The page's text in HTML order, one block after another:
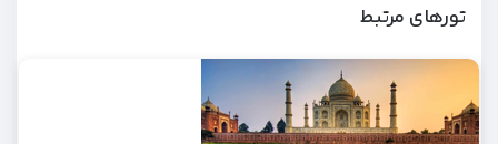
تورهای مرتبط